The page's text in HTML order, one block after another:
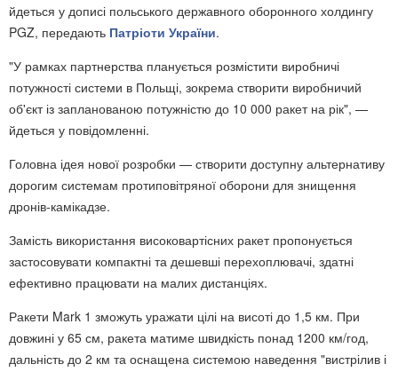
йдеться у дописі польського державного оборонного холдингу
PGZ, передають Патріоти України.
"У рамках партнерства планується розмістити виробничі
потужності системи в Польщі, зокрема створити виробничий
об'єкт із запланованою потужністю до 10 000 ракет на рік", —
йдеться у повідомленні.
Головна ідея нової розробки — створити доступну альтернативу
дорогим системам протиповітряної оборони для знищення
дронів-камікадзе.
Замість використання високовартісних ракет пропонується
застосовувати компактні та дешевші перехоплювачі, здатні
ефективно працювати на малих дистанціях.
Ракети Mark 1 зможуть уражати цілі на висоті до 1,5 км. При
довжині у 65 см, ракета матиме швидкість понад 1200 км/год,
дальність до 2 км та оснащена системою наведення "вистрілив і